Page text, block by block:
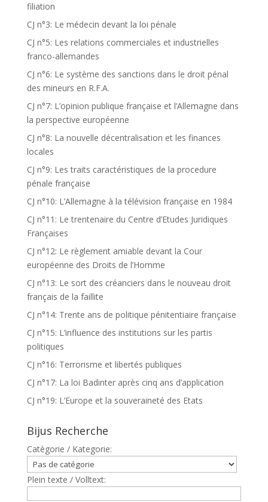
filiation
CJ n°3: Le médecin devant la loi pénale
CJ n°5: Les relations commerciales et industrielles
franco-allemandes
CJ n°6: Le système des sanctions dans le droit pénal
des mineurs en R.F.A.
CJ n°7: L’opinion publique française et l’Allemagne dans
la perspective européenne
CJ n°8: La nouvelle décentralisation et les finances
locales
CJ n°9: Les traits caractéristiques de la procedure
pénale française
CJ n°10: L’Allemagne à la télévision française en 1984
CJ n°11: Le trentenaire du Centre d’Etudes Juridiques
Françaises
CJ n°12: Le règlement amiable devant la Cour
européenne des Droits de l’Homme
CJ n°13: Le sort des créanciers dans le nouveau droit
français de la faillite
CJ n°14: Trente ans de politique pénitentiaire française
CJ n°15: L’influence des institutions sur les partis
politiques
CJ n°16: Terrorisme et libertés publiques
CJ n°17: La loi Badinter après cinq ans d’application
CJ n°19: L’Europe et la souveraineté des Etats
Bijus Recherche
Catègorie / Kategorie:
Plein texte / Volltext: